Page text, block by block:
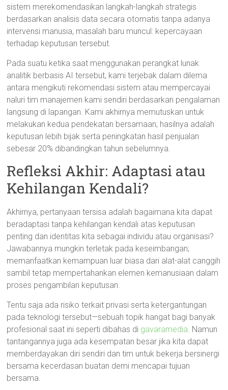
sistem merekomendasikan langkah-langkah strategis
berdasarkan analisis data secara otomatis tanpa adanya
intervensi manusia, masalah baru muncul: kepercayaan
terhadap keputusan tersebut.
Pada suatu ketika saat menggunakan perangkat lunak
analitik berbasis AI tersebut, kami terjebak dalam dilema
antara mengikuti rekomendasi sistem atau mempercayai
naluri tim manajemen kami sendiri berdasarkan pengalaman
langsung di lapangan. Kami akhirnya memutuskan untuk
melakukan kedua pendekatan bersamaan; hasilnya adalah
keputusan lebih bijak serta peningkatan hasil penjualan
sebesar 20% dibandingkan tahun sebelumnya.
Refleksi Akhir: Adaptasi atau
Kehilangan Kendali?
Akhirnya, pertanyaan tersisa adalah bagaimana kita dapat
beradaptasi tanpa kehilangan kendali atas keputusan
penting dan identitas kita sebagai individu atau organisasi?
Jawabannya mungkin terletak pada keseimbangan;
memanfaatkan kemampuan luar biasa dari alat-alat canggih
sambil tetap mempertahankan elemen kemanusiaan dalam
proses pengambilan keputusan.
Tentu saja ada risiko terkait privasi serta ketergantungan
pada teknologi tersebut—sebuah topik hangat bagi banyak
profesional saat ini seperti dibahas di gavaramedia. Namun
tantangannya juga ada kesempatan besar jika kita dapat
memberdayakan diri sendiri dan tim untuk bekerja bersinergi
bersama kecerdasan buatan demi mencapai tujuan
bersama.